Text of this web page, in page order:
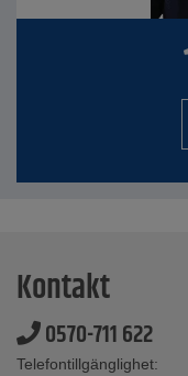
Kontakt
0570-711 622
Telefontillgänglighet: